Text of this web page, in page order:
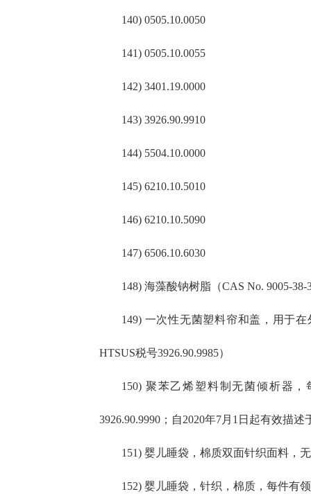
140) 0505.10.0050
141) 0505.10.0055
142) 3401.19.0000
143) 3926.90.9910
144) 5504.10.0000
145) 6210.10.5010
146) 6210.10.5090
147) 6506.10.6030
148) 海藻酸钠树脂（CAS No. 9005-
149) 一次性无菌塑料帘和盖，用于
HTSUS税号3926.90.9985）
150) 聚苯乙烯塑料制无菌倾析器
3926.90.9990；自2020年7月1日起有效描述
151) 婴儿睡袋，棉质双面针织面料，
152) 婴儿睡袋，针织，棉质，每件有